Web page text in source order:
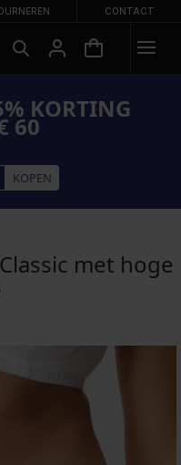
CONTACT
KORTING
60
KOPEN
met hoge